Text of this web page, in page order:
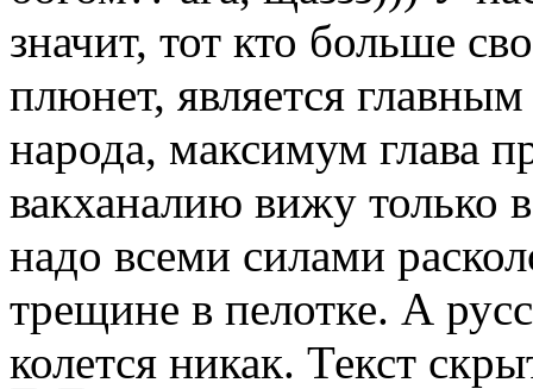
значит, тот кто больше
плюнет, является
народа, максимум глава
вакханалию вижу только
надо всеми силами
трещине в пелотке. А
колется никак. Текст